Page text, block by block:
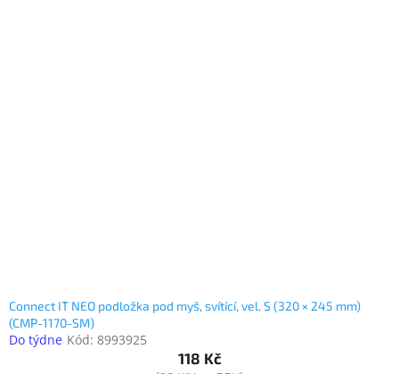
Connect IT NEO podložka pod myš, svítící, vel. S (320 × 245 mm)
(CMP-1170-SM)
Do týdne Kód: 8993925
118 Kč